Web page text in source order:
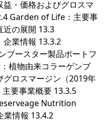
・価格およびグロスマ
Garden of Life：主要事
の展開 13.3
業情報 13.3.2
ブースター製品ポートフ
植物由来コラーゲンブ
ロスマージン（2019年
要事業概要 13.3.5
Nutrition
情報 13.4.2